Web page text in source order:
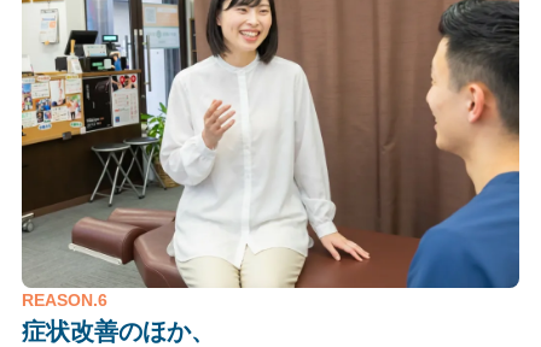
REASON.6
症状改善のほか、